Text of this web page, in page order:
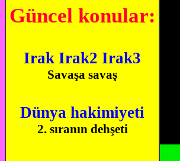
Güncel konular:
Irak Irak2 Irak3
Savaşa savaş
Dünya hakimiyeti
2. sıranın dehşeti